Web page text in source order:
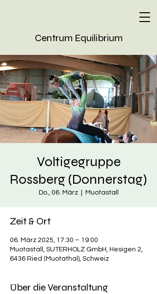
Centrum Equilibrium
Voltigegruppe
Rossberg (Donnerstag)
Do., 06. März
  |
Muotastall
Zeit & Ort
06. März 2025, 17:30 – 19:00
Muotastall, SUTERHOLZ GmbH, Hesigen 2,
6436 Ried (Muotathal), Schweiz
Über die Veranstaltung